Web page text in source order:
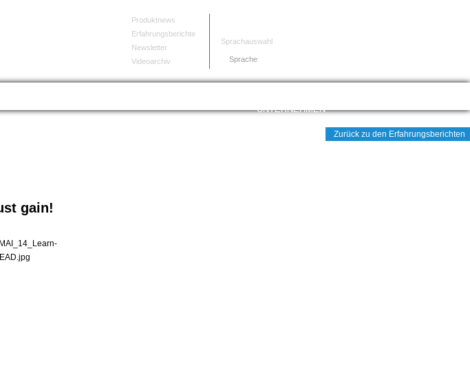
Sprachauswahl
Sprache
Produktnews
Erfahrungsberichte
Newsletter
Videoarchiv
UNTERNEHMEN
Zurück zu den Erfahrungsberichten
gain!